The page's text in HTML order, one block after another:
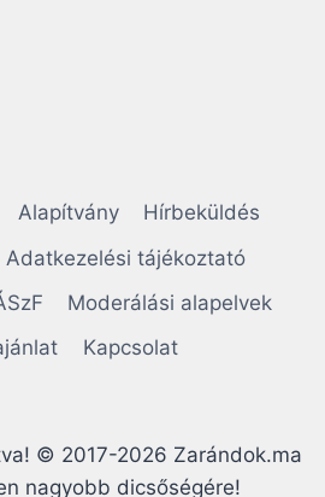
Alapítvány
Hírbeküldés
Adatkezelési tájékoztató
Moderálási alapelvek
Kapcsolat
© 2017-2026 Zarándok.ma
nagyobb dicsőségére!